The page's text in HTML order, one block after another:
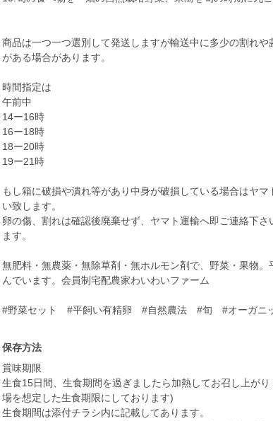
商品は一つ一つ選別して発送しますが輸送中に多少の割れ
がある場合があります。
時間指定は
午前中
14ー16時
16ー18時
18ー20時
19ー21時
もし箱に破損や潰れ等があり中身が破損している場合はヤ
い致します。
卵の傷、割れは確認後廃棄せず、ヤマト運輸へ即ご連絡下
ます。
無肥料・無農薬・無除草剤・無ホルモン剤で、野菜・果物
んでいます。会員制宅配農家わいわいファーム
#野菜セット #平飼い有精卵 #自然農法 #旬 #オーガニ
保存方法
賞味期限
生食15日間、生食期間を過ぎましたら加熱してお召し上が
場を想定した生食期限にしております)
生食期間は添付チラシ内に記載してあります。